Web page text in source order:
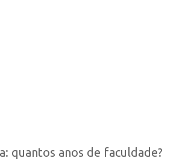
quantos anos de faculdade?